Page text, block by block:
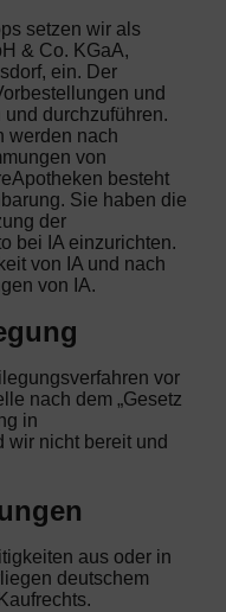
setzen wir als
& Co. KGaA,
ein. Der
und
durchzuführen.
werden nach
von
besteht
Sie haben die
der
bei IA einzurichten.
von IA und nach
von IA.
vor
nach dem „Gesetz
in
wir nicht bereit und
aus oder in
deutschem